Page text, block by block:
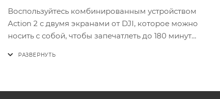
Воспользуйтесь комбинированным устройством
Action 2 с двумя экранами от DJI, которое можно
носить с собой, чтобы запечатлеть до 180 минут